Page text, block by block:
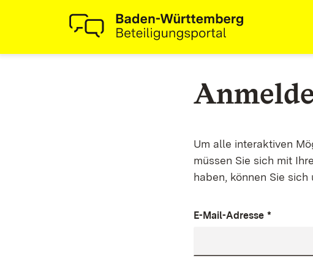
Um alle interaktiven
müssen Sie sich mit
haben, können Sie
E-Mail-Adresse *